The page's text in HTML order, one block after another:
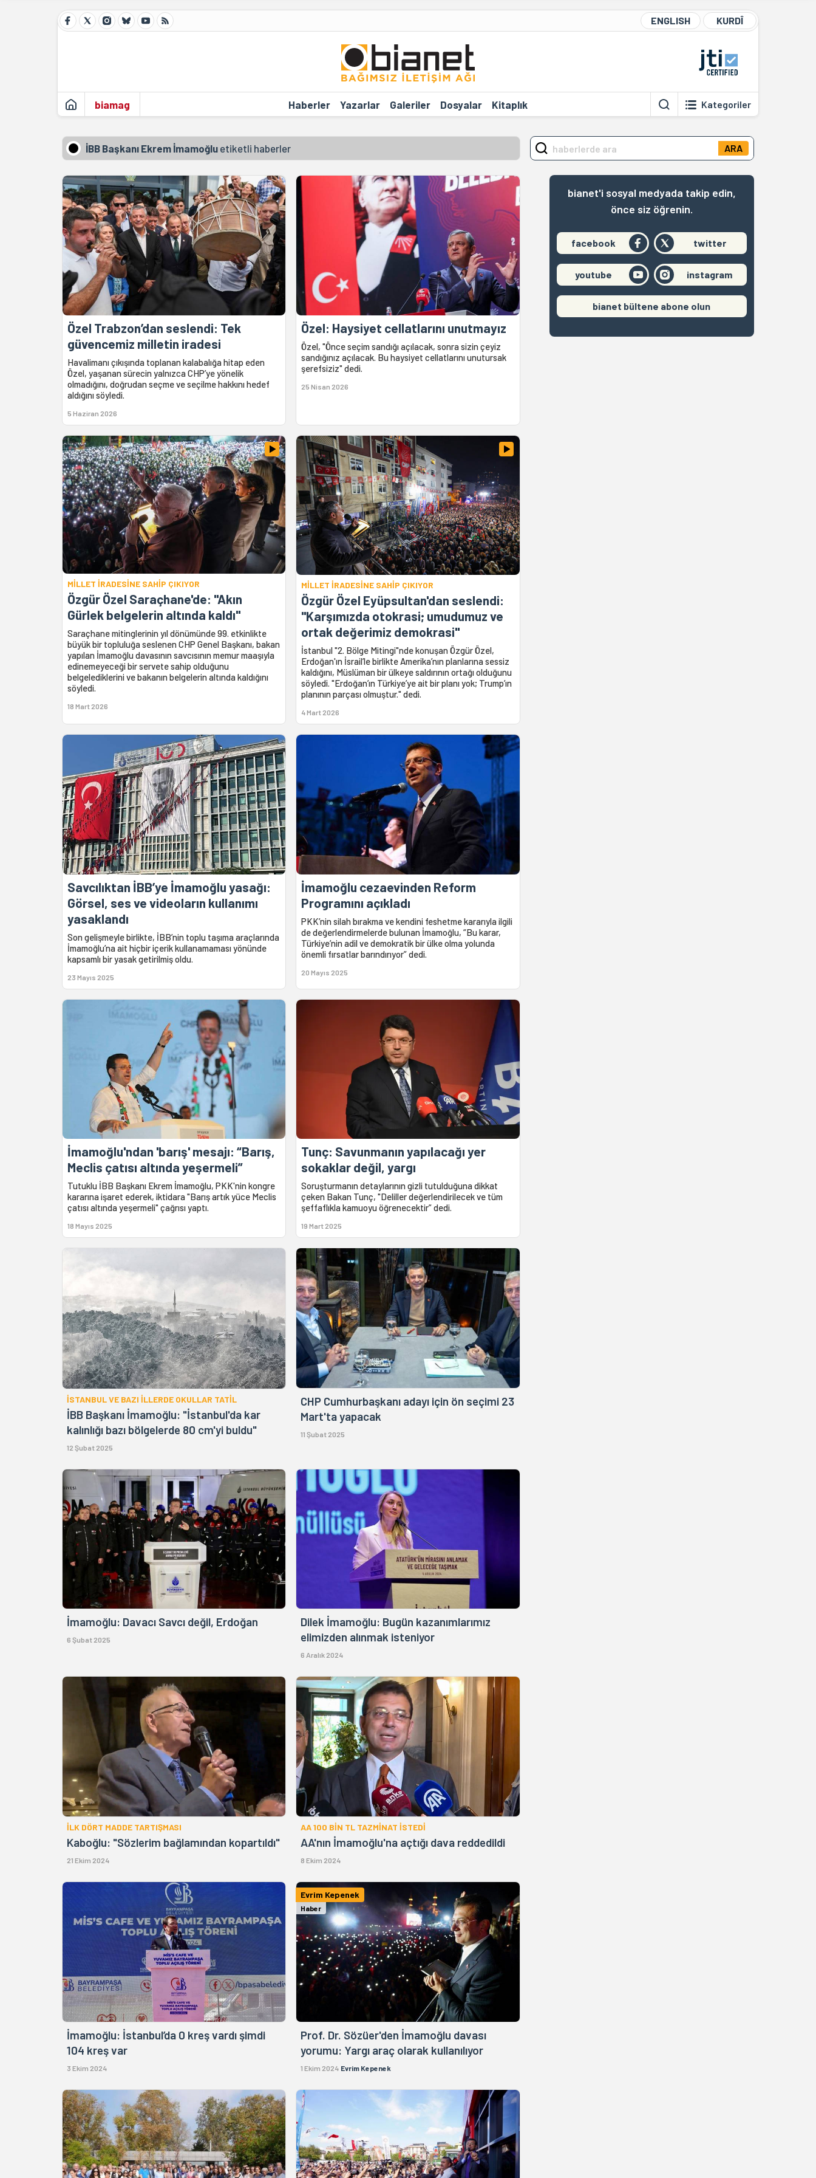
ENGLISH KURDÎ
biamag Haberler Yazarlar Galeriler Dosyalar Kitaplık Kategoriler
İBB Başkanı Ekrem İmamoğlu etiketli haberler
Özel Trabzon’dan seslendi: Tek
güvencemiz milletin iradesi
Havalimanı çıkışında toplanan kalabalığa hitap eden
Özel, yaşanan sürecin yalnızca CHP’ye yönelik
olmadığını, doğrudan seçme ve seçilme hakkını hedef
aldığını söyledi.
5 Haziran 2026
Özel: Haysiyet cellatlarını unutmayız
Özel, "Önce seçim sandığı açılacak, sonra sizin çeyiz
sandığınız açılacak. Bu haysiyet cellatlarını unutursak
şerefsiziz" dedi.
25 Nisan 2026
MİLLET İRADESİNE SAHİP ÇIKIYOR
Özgür Özel Saraçhane'de: "Akın
Gürlek belgelerin altında kaldı"
Saraçhane mitinglerinin yıl dönümünde 99. etkinlikte
büyük bir topluluğa seslenen CHP Genel Başkanı, bakan
yapılan İmamoğlu davasının savcısının memur maaşıyla
edinemeyeceği bir servete sahip olduğunu
belgelediklerini ve bakanın belgelerin altında kaldığını
söyledi.
18 Mart 2026
MİLLET İRADESİNE SAHİP ÇIKIYOR
Özgür Özel Eyüpsultan'dan seslendi:
"Karşımızda otokrasi; umudumuz ve
ortak değerimiz demokrasi"
İstanbul "2. Bölge Mitingi"nde konuşan Özgür Özel,
Erdoğan'ın İsrail’le birlikte Amerika’nın planlarına sessiz
kaldığını, Müslüman bir ülkeye saldırının ortağı olduğunu
söyledi. "Erdoğan’ın Türkiye’ye ait bir planı yok; Trump’ın
planının parçası olmuştur." dedi.
4 Mart 2026
Savcılıktan İBB’ye İmamoğlu yasağı:
Görsel, ses ve videoların kullanımı
yasaklandı
Son gelişmeyle birlikte, İBB’nin toplu taşıma araçlarında
İmamoğlu’na ait hiçbir içerik kullanamaması yönünde
kapsamlı bir yasak getirilmiş oldu.
23 Mayıs 2025
İmamoğlu cezaevinden Reform
Programını açıkladı
PKK’nin silah bırakma ve kendini feshetme kararıyla ilgili
de değerlendirmelerde bulunan İmamoğlu, “Bu karar,
Türkiye’nin adil ve demokratik bir ülke olma yolunda
önemli fırsatlar barındırıyor” dedi.
20 Mayıs 2025
İmamoğlu'ndan 'barış' mesajı: “Barış,
Meclis çatısı altında yeşermeli”
Tutuklu İBB Başkanı Ekrem İmamoğlu, PKK'nin kongre
kararına işaret ederek, iktidara "Barış artık yüce Meclis
çatısı altında yeşermeli" çağrısı yaptı.
18 Mayıs 2025
Tunç: Savunmanın yapılacağı yer
sokaklar değil, yargı
Soruşturmanın detaylarının gizli tutulduğuna dikkat
çeken Bakan Tunç, "Deliller değerlendirilecek ve tüm
şeffaflıkla kamuoyu öğrenecektir” dedi.
19 Mart 2025
İSTANBUL VE BAZI İLLERDE OKULLAR TATİL
İBB Başkanı İmamoğlu: "İstanbul'da kar
kalınlığı bazı bölgelerde 80 cm'yi buldu"
12 Şubat 2025
CHP Cumhurbaşkanı adayı için ön seçimi 23
Mart'ta yapacak
11 Şubat 2025
İmamoğlu: Davacı Savcı değil, Erdoğan
6 Şubat 2025
Dilek İmamoğlu: Bugün kazanımlarımız
elimizden alınmak isteniyor
6 Aralık 2024
İLK DÖRT MADDE TARTIŞMASI
Kaboğlu: "Sözlerim bağlamından kopartıldı"
21 Ekim 2024
AA 100 BİN TL TAZMİNAT İSTEDİ
AA'nın İmamoğlu'na açtığı dava reddedildi
8 Ekim 2024
İmamoğlu: İstanbul’da 0 kreş vardı şimdi
104 kreş var
3 Ekim 2024
Evrim Kepenek
Haber
Prof. Dr. Sözüer'den İmamoğlu davası
yorumu: Yargı araç olarak kullanılıyor
1 Ekim 2024 Evrim Kepenek
ARA
bianet'i sosyal medyada takip edin,
önce siz öğrenin.
facebook twitter
youtube instagram
bianet bültene abone olun